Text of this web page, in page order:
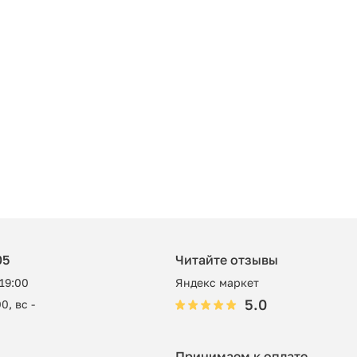
вс -
Читайте отзывы
Яндекс маркет
5.0